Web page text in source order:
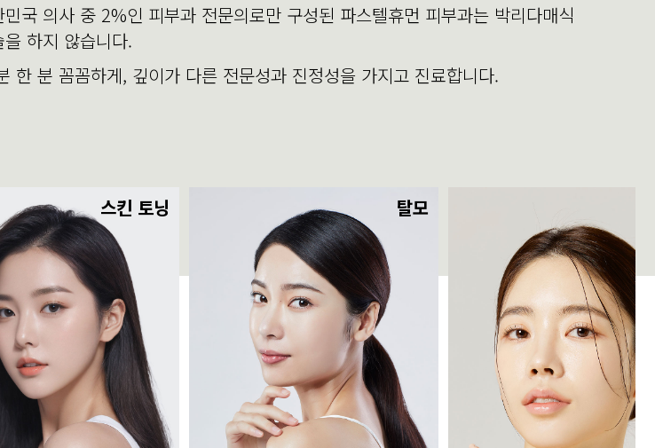
민국 의사 중 2%인 피부과 전문의로만 구성된 파스텔휴먼 피부과는 박리다매식
을 하지 않습니다.
한 분 꼼꼼하게, 깊이가 다른 전문성과 진정성을 가지고 진료합니다.
스킨 토닝 탈모